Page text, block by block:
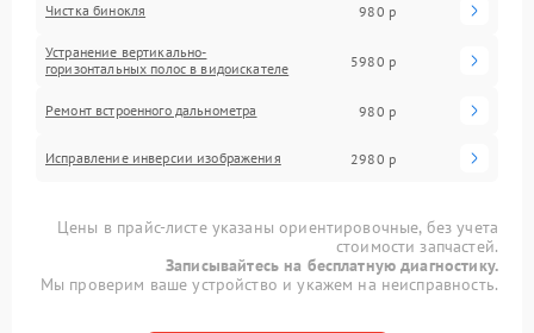
Чистка бинокля 980 р
Устранение вертикально-
горизонтальных полос в видоискателе
5980 р
Ремонт встроенного дальнометра 980 р
Исправление инверсии изображения 2980 р
Цены в прайс-листе указаны ориентировочные, без учета
стоимости запчастей.
Записывайтесь на бесплатную диагностику.
Мы проверим ваше устройство и укажем на неисправность.